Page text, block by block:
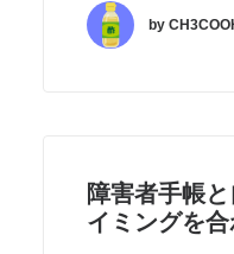
by
障害者手帳
イミングを合